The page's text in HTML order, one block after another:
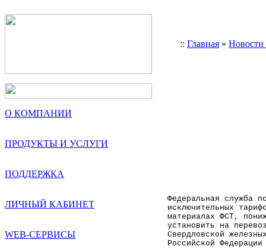
:: Главная »
О КОМПАНИИ
ПРОДУКТЫ И УСЛУГИ
ПОДДЕРЖКА
ЛИЧНЫЙ КАБИНЕТ
WEB-СЕРВИСЫ
Федеральная служба
исключительных
материалах ФСТ,
установить на
Свердловской
Российской